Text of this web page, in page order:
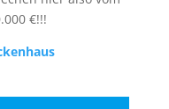
€!!!